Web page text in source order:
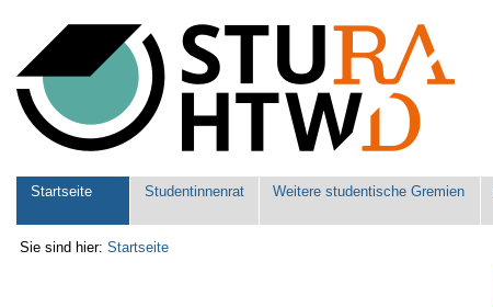
Werkzeuge
Sektionen
Startseite Studentinnenrat Weitere studentische Gremien
Sie sind hier: Startseite